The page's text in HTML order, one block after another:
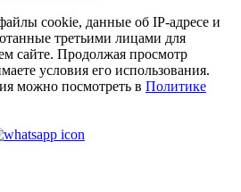
cookie, данные об IP-адресе и
третьими лицами для
сайте. Продолжая просмотр
условия его использования.
можно посмотреть в Политике